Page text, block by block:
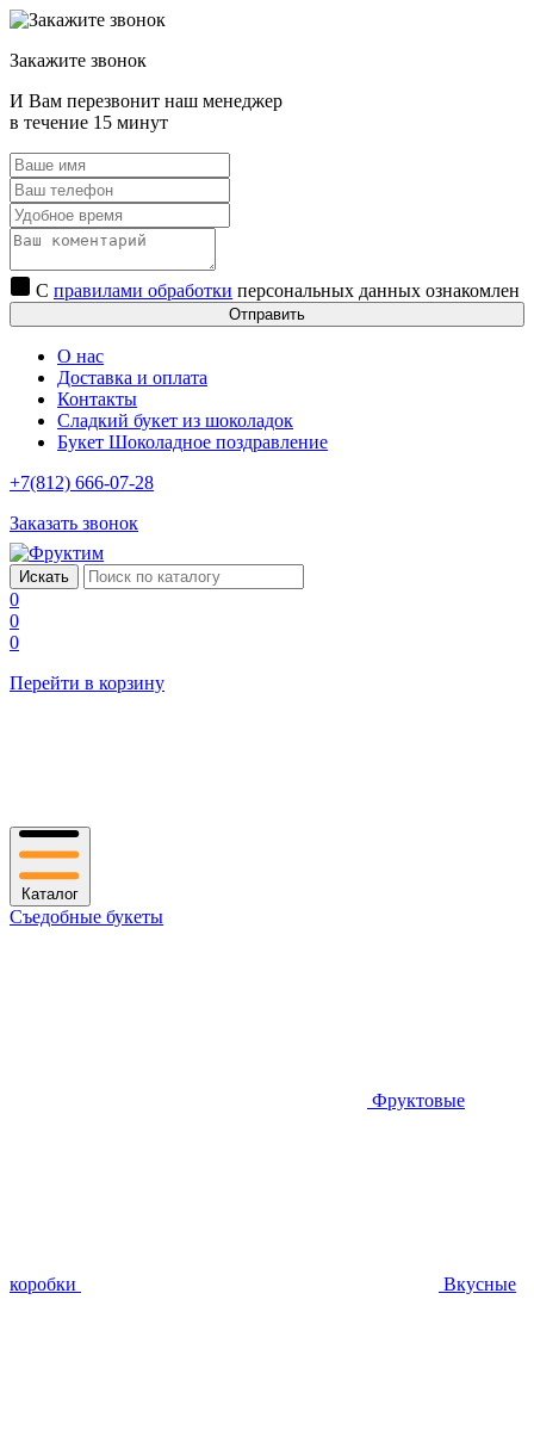
Закажите звонок
И Вам перезвонит наш менеджер
в течение 15 минут
С правилами обработки персональных данных ознакомлен
Отправить
О нас
Доставка и оплата
Контакты
Сладкий букет из шоколадок
Букет Шоколадное поздравление
+7(812) 666-07-28
Заказать звонок
0
0
0
Перейти в корзину
Каталог
Съедобные букеты
Фруктовые
коробки Вкусные